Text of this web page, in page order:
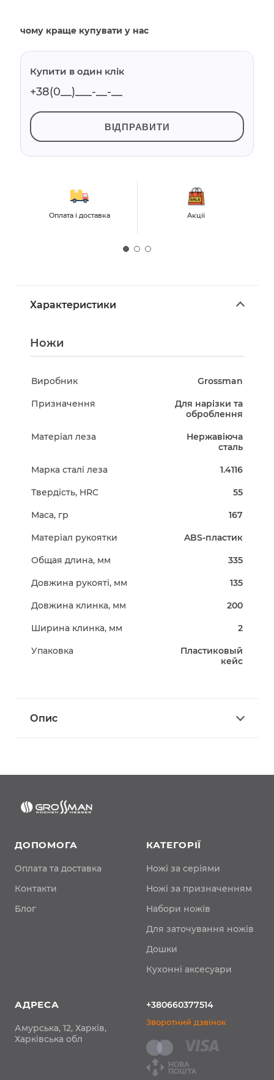
чому краще купувати у нас
Купити в один клік
ВІДПРАВИТИ
Оплата і доставка Акціі
Характеристики
Ножи
Виробник Grossman
Призначення
Для нарізки та
оброблення
Матеріал леза
Нержавіюча
сталь
Марка сталі леза 1.4116
Твердість, HRC 55
Маса, гр 167
Матеріал рукоятки ABS-пластик
Общая длина, мм 335
Довжина рукояті, мм 135
Довжина клинка, мм 200
Ширина клинка, мм 2
Упаковка
Пластиковый
кейс
Опис
ДОПОМОГА
Оплата та доставка
Контакти
Блог
КАТЕГОРІЇ
Ножі за серіями
Ножі за призначенням
Набори ножів
Для заточування ножів
Дошки
Кухонні аксесуари
АДРЕСА
Амурська, 12, Харків,
Харківська обл
+380660377514
Зворотний дзвінок